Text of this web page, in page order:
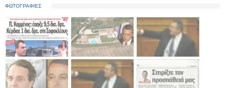
ΦΩΤΟΓΡΑΦΙΕΣ